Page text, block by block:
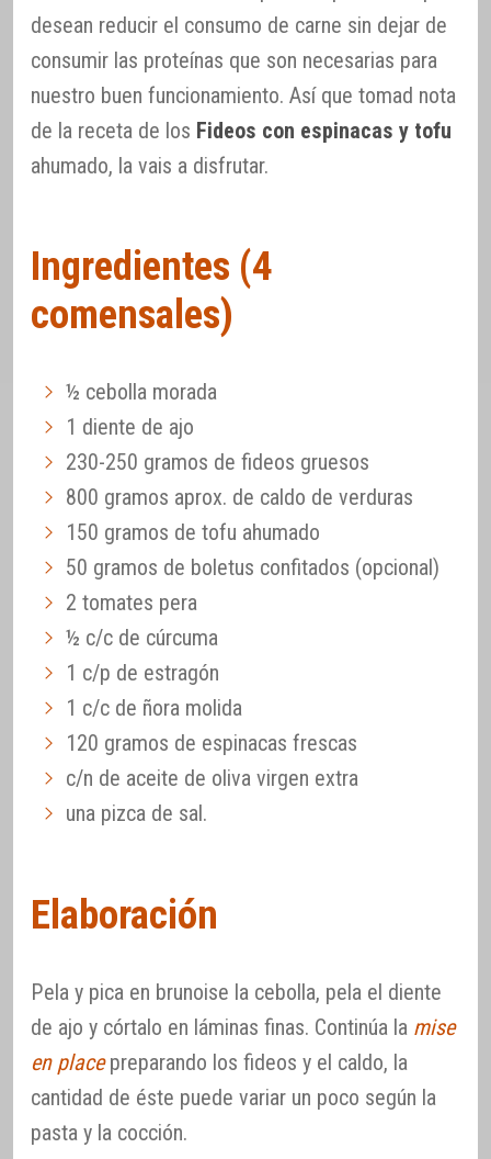
desean reducir el consumo de carne sin dejar de
consumir las proteínas que son necesarias para
nuestro buen funcionamiento. Así que tomad nota
de la receta de los Fideos con espinacas y tofu
ahumado, la vais a disfrutar.
Ingredientes (4
comensales)
½ cebolla morada
1 diente de ajo
230-250 gramos de fideos gruesos
800 gramos aprox. de caldo de verduras
150 gramos de tofu ahumado
50 gramos de boletus confitados (opcional)
2 tomates pera
½ c/c de cúrcuma
1 c/p de estragón
1 c/c de ñora molida
120 gramos de espinacas frescas
c/n de aceite de oliva virgen extra
una pizca de sal.
Elaboración
Pela y pica en brunoise la cebolla, pela el diente
de ajo y córtalo en láminas finas. Continúa la mise
en placepreparando los fideos y el caldo, la
cantidad de éste puede variar un poco según la
pasta y la cocción.